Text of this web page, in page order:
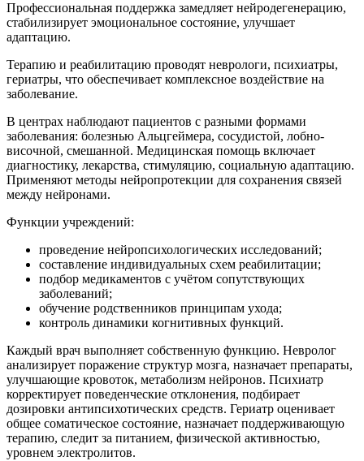
Профессиональная поддержка замедляет нейродегенерацию,
стабилизирует эмоциональное состояние, улучшает
адаптацию.
Терапию и реабилитацию проводят неврологи, психиатры,
гериатры, что обеспечивает комплексное воздействие на
заболевание.
В центрах наблюдают пациентов с разными формами
заболевания: болезнью Альцгеймера, сосудистой, лобно-
височной, смешанной. Медицинская помощь включает
диагностику, лекарства, стимуляцию, социальную адаптацию.
Применяют методы нейропротекции для сохранения связей
между нейронами.
Функции учреждений:
проведение нейропсихологических исследований;
составление индивидуальных схем реабилитации;
подбор медикаментов с учётом сопутствующих
заболеваний;
обучение родственников принципам ухода;
контроль динамики когнитивных функций.
Каждый врач выполняет собственную функцию. Невролог
анализирует поражение структур мозга, назначает препараты,
улучшающие кровоток, метаболизм нейронов. Психиатр
корректирует поведенческие отклонения, подбирает
дозировки антипсихотических средств. Гериатр оценивает
общее соматическое состояние, назначает поддерживающую
терапию, следит за питанием, физической активностью,
уровнем электролитов.